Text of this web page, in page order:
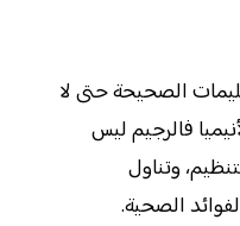
الصحيحة حتى لا
فالرجيم ليس
وتناول
الصحية.